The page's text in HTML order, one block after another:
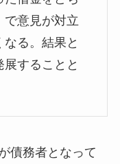
で意見が対立
る。結果と
することと
債務者となって